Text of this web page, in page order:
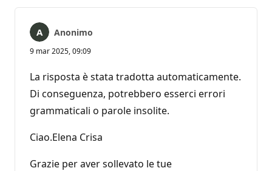
Anonimo
9 mar 2025, 09:09
La risposta è stata tradotta automaticamente.
Di conseguenza, potrebbero esserci errori
grammaticali o parole insolite.
Ciao.Elena Crisa
Grazie per aver sollevato le tue